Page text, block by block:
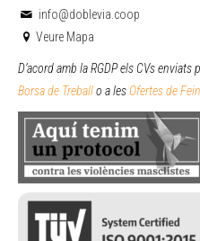
info@doblevia.coop
Veure Mapa
D’acord amb la RGDP els CVs
Borsa de Treballo a lesOfertes de